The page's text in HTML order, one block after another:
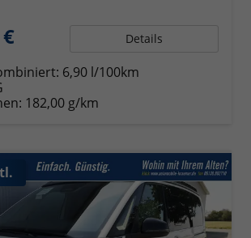
Details
6,90 l/100km
182,00 g/km